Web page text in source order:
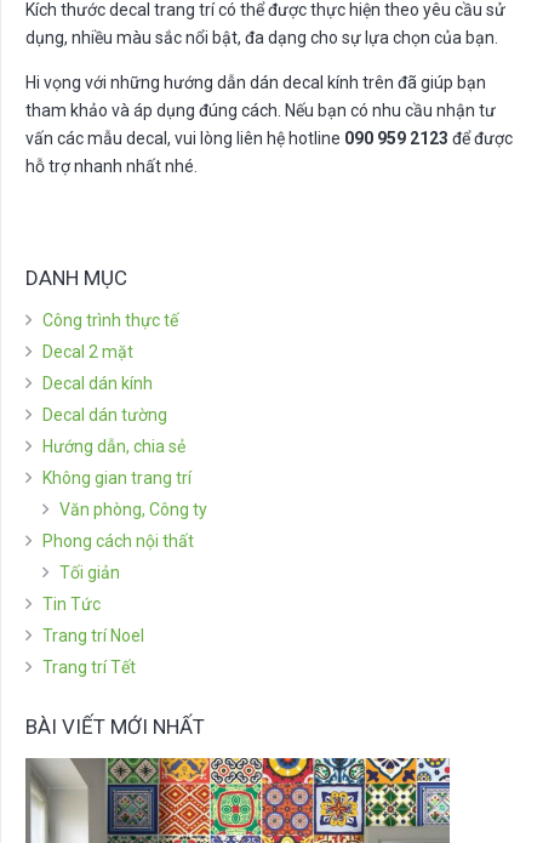
Kích thước decal trang trí có thể được thực hiện theo yêu cầu sử
dụng, nhiều màu sắc nổi bật, đa dạng cho sự lựa chọn của bạn.
Hi vọng với những hướng dẫn dán decal kính trên đã giúp bạn
tham khảo và áp dụng đúng cách. Nếu bạn có nhu cầu nhận tư
vấn các mẫu decal, vui lòng liên hệ hotline 090 959 2123 để được
hỗ trợ nhanh nhất nhé.
DANH MỤC
Công trình thực tế
Decal 2 mặt
Decal dán kính
Decal dán tường
Hướng dẫn, chia sẻ
Không gian trang trí
Văn phòng, Công ty
Phong cách nội thất
Tối giản
Tin Tức
Trang trí Noel
Trang trí Tết
BÀI VIẾT MỚI NHẤT